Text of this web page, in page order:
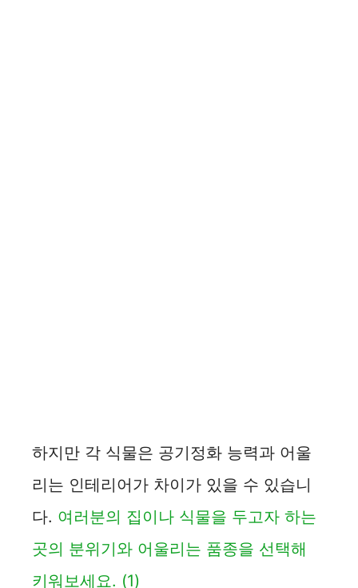
하지만 각 식물은 공기정화 능력과 어울
리는 인테리어가 차이가 있을 수 있습니
다. 여러분의 집이나 식물을 두고자 하는
곳의 분위기와 어울리는 품종을 선택해
키워보세요. (1)